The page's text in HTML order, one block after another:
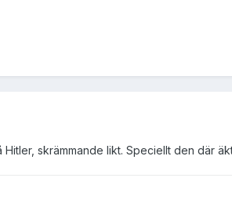
skrämmande likt. Speciellt den där